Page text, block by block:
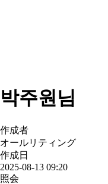
박주원님
作成者
オールリティング
作成日
2025-08-13 09:20
照会